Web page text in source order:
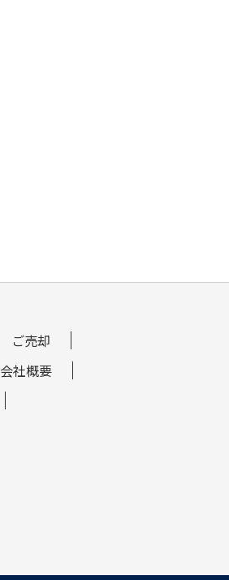
ご売却
会社概要